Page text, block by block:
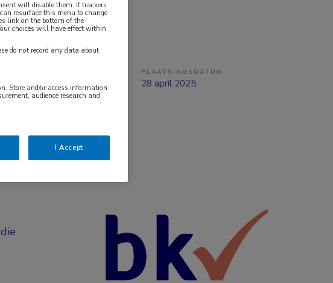
aanstelling
PLAATSINGSDATUM
28 april 2025
will disable them. If trackers
resurface this menu to change
link on the bottom of the
choices will have effect within
do not record any data about
Store and/or access information
audience research and
I Accept